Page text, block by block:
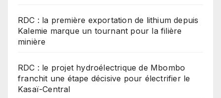
RDC : la première exportation de lithium depuis
Kalemie marque un tournant pour la filière
minière
RDC : le projet hydroélectrique de Mbombo
franchit une étape décisive pour électrifier le
Kasaï-Central